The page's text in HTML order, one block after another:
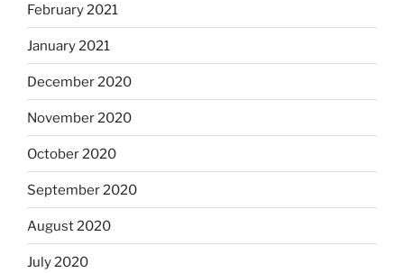
February 2021
January 2021
December 2020
November 2020
October 2020
September 2020
August 2020
July 2020